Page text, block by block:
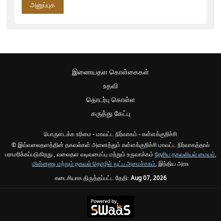
இணையதள கொள்கைகள்
உதவி
தொடர்பு கொள்ள
கருத்து கேட்பு
பொருளடக்க உரிமை - மாவட்ட நிர்வாகம் - கள்ளக்குறிச்சி
© இவ்வலைதளத்தின் தகவல்கள் அனைத்தும் கள்ளக்குறிச்சி மாவட்ட நிர்வாகத்தால்
பராமரிக்கப்படுகிறது , வலைதள வடிவமைப்பு மற்றும் உருவாக்கம் தேசிய தகவலியல் மையம்,
மின்னணு மற்றும் தகவல் தொழில் நுட்ப அமைச்சகம், இந்திய அரசு
கடைசியாக திருத்தப்பட்ட தேதி: Aug 07, 2026